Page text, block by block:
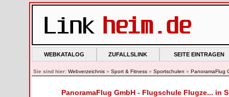
WEBKATALOG ZUFALLSLINK SEITE EINTRAGEN
Sie sind hier: Webverzeichnis» Sport & Fitness» Sportschulen » PanoramaFlug
PanoramaFlug GmbH - Flugschule Flugze... in